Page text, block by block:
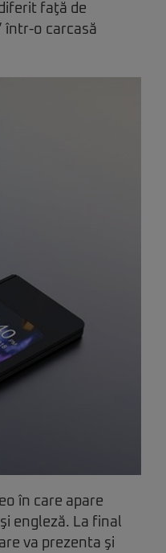
faţă de
într-o carcasă
în care apare
engleză. La final
va prezenta şi